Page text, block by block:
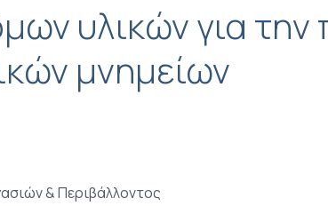
υλικών για
μνημείων
& Περιβάλλοντος